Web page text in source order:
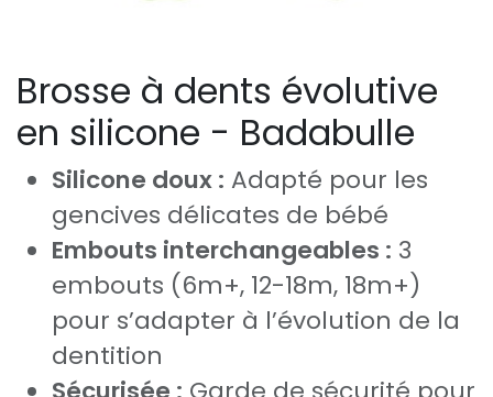
Brosse à dents évolutive
en silicone - Badabulle
Silicone doux : Adapté pour les
gencives délicates de bébé
Embouts interchangeables : 3
embouts (6m+, 12-18m, 18m+)
pour s’adapter à l’évolution de la
dentition